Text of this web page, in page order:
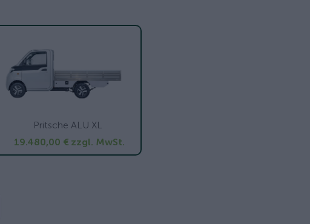
Pritsche ALU XL
19.480,00 € zzgl. MwSt.